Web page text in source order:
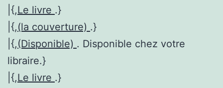
|{,Le livre .}
|{,(la couverture) .}
|{,(Disponible) . Disponible chez votre
libraire.}
|{,Le livre .}